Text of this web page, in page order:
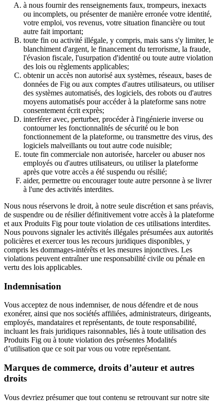
à nous fournir des renseignements faux, trompeurs, inexacts
ou incomplets, ou présenter de manière erronée votre identité,
votre emploi, vos revenus, votre situation financière ou tout
autre fait important;
toute fin ou activité illégale, y compris, mais sans s'y limiter, le
blanchiment d'argent, le financement du terrorisme, la fraude,
l'évasion fiscale, l'usurpation d'identité ou toute autre violation
des lois ou règlements applicables;
obtenir un accès non autorisé aux systèmes, réseaux, bases de
données de Fig ou aux comptes d'autres utilisateurs, ou utiliser
des systèmes automatisés, des logiciels, des robots ou d'autres
moyens automatisés pour accéder à la plateforme sans notre
consentement écrit exprès;
interférer avec, perturber, procéder à l'ingénierie inverse ou
contourner les fonctionnalités de sécurité ou le bon
fonctionnement de la plateforme, ou transmettre des virus, des
logiciels malveillants ou tout autre code nuisible;
toute fin commerciale non autorisée, harceler ou abuser nos
employés ou d'autres utilisateurs, ou utiliser la plateforme
après que votre accès a été suspendu ou résilié;
aider, permettre ou encourager toute autre personne à se livrer
à l'une des activités interdites.
Nous nous réservons le droit, à notre seule discrétion et sans préavis,
de suspendre ou de résilier définitivement votre accès à la plateforme
et aux Produits Fig pour toute violation de ces utilisations interdites.
Nous pouvons signaler les activités illégales présumées aux autorités
policières et exercer tous les recours juridiques disponibles, y
compris les dommages-intérêts et les mesures injonctives. Les
violations peuvent entraîner une responsabilité civile ou pénale en
vertu des lois applicables.
Indemnisation
Vous acceptez de nous indemniser, de nous défendre et de nous
exonérer, ainsi que nos sociétés affiliées, administrateurs, dirigeants,
employés, mandataires et représentants, de toute responsabilité,
incluant les frais juridiques raisonnables, liés à toute utilisation des
Produits Fig ou à toute violation des présentes Modalités
d’utilisation que ce soit par vous ou votre représentant.
Marques de commerce, droits d’auteur et autres
droits
Vous devriez présumer que tout contenu se retrouvant sur notre site